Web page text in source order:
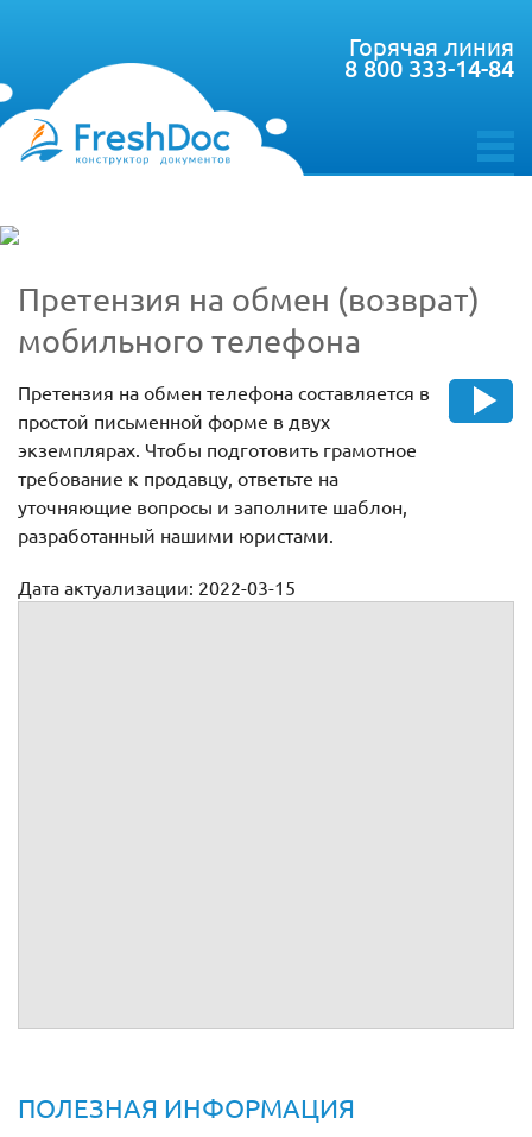
toggle
Горячая линия
8 800 333-14-84
Претензия на обмен (возврат)
мобильного телефона
Претензия на обмен телефона составляется в
простой письменной форме в двух
экземплярах. Чтобы подготовить грамотное
требование к продавцу, ответьте на
уточняющие вопросы и заполните шаблон,
разработанный нашими юристами.
Дата актуализации: 2022-03-15
ПОЛЕЗНАЯ ИНФОРМАЦИЯ